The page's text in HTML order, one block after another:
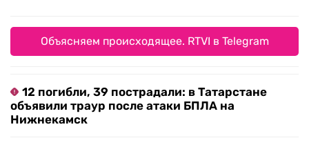
Объясняем происходящее. RTVI в Telegram
12 погибли, 39 пострадали: в Татарстане
объявили траур после атаки БПЛА на
Нижнекамск